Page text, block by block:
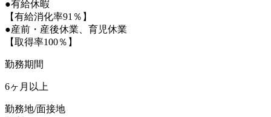
●有給休暇
【有給消化率91％】
●産前・産後休業、育児休業
【取得率100％】
勤務期間
6ヶ月以上
勤務地/面接地